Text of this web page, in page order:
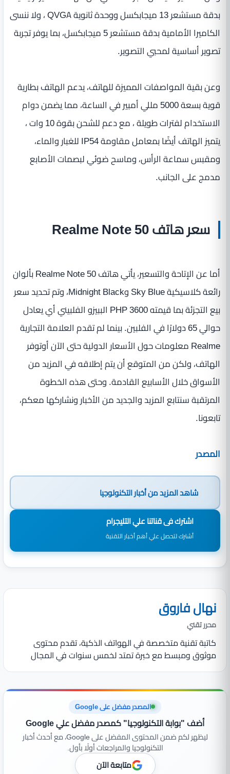
بدقة مستشعر 13 ميجابكسل ووحدة ثانوية QVGA ، ولا ننسى
الكاميرا الأمامية بدقة مستشعر 5 ميجابكسل، بما يوفر تجربة
تصوير أساسية لمحبي التصوير.
وعن بقية المواصفات المميزة للهاتف، يدعم الهاتف بطارية
قوية بسعة 5000 مللي أمبير في الساعة، مما يضمن دوام
الاستخدام لفترات طويلة ، مع دعم للشحن بقوة 10 وات ،
يتميز الهاتف أيضًا بمعامل مقاومة IP54 للغبار والماء،
ومقبس سماعة الرأس، وماسح ضوئي لبصمات الأصابع
مدمج على الجانب.
سعر هاتف Realme Note 50
أما عن الإتاحة والتسعير، يأتي هاتف Realme Note 50 بألوان
رائعة كلاسيكية Sky Blue وMidnight Black، وتم تحديد سعر
بيع التجزئة بما قيمته 3600 PHP الببيزو الفلبيني أي يعادل
حوالي 65 دولارًا في الفلبين. بينما لم تقدم العلامة التجارية
Realme معلومات حول الأسعار الدولية حتى الآن أوتوفر
الهاتف، ولكن من المتوقع أن يتم إطلاقه في المزيد من
الأسواق خلال الأسابيع القادمة. وحتى هذه الخطوة
المرتقبة سنتابع المزيد والجديد من الأخبار ونشاركها معكم،
تابعونا.
المصدر
شاهد المزيد منأخبار التكنولوجيا
اشترك فى قناتنا علي التليجرام
أشترك لتحصل علي أهم أخبار التقنية
نهال فاروق
محرر تقني
كاتبة تقنية متخصصة في الهواتف الذكية، تقدم محتوى
موثوق ومبسط مع خبرة تمتد لخمس سنوات في المجال
المصدر مفضل على Google
أضف "بوابة التكنولوجيا" كمصدر مفضل علي Google
ليظهر لكم ضمن المحتوى المفضل على Google، مع أحدث أخبار
التكنولوجيا والمراجعات أولًا بأول.
متابعة الآن